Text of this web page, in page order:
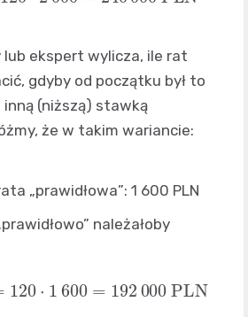
lub ekspert wylicza, ile rat
gdyby od początku był to
(niższą) stawką
że w takim wariancie:
„prawidłowa”: 1 600 PLN
należałoby
d ł=120 ⋅1 600 192 000PLN